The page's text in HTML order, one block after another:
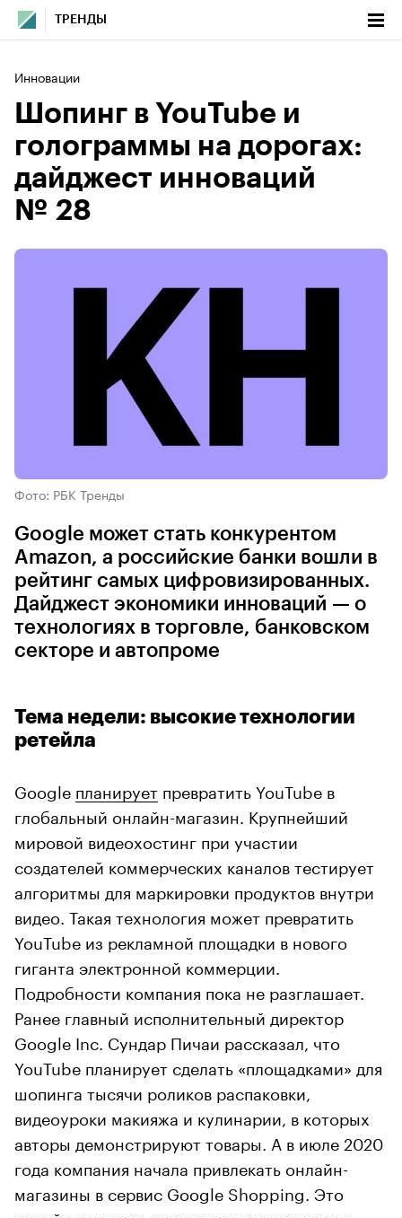
ТРЕНДЫ
Инновации
Шопинг в YouTube и
голограммы на дорогах:
дайджест инноваций
№ 28
Фото: РБК Тренды
Google может стать конкурентом
Amazon, а российские банки вошли в
рейтинг самых цифровизированных.
Дайджест экономики инноваций — о
технологиях в торговле, банковском
секторе и автопроме
Тема недели: высокие технологии
ретейла
Google планирует превратить YouTube в
глобальный онлайн-магазин. Крупнейший
мировой видеохостинг при участии
создателей коммерческих каналов тестирует
алгоритмы для маркировки продуктов внутри
видео. Такая технология может превратить
YouTube из рекламной площадки в нового
гиганта электронной коммерции.
Подробности компания пока не разглашает.
Ранее главный исполнительный директор
Google Inc. Сундар Пичаи рассказал, что
YouTube планирует сделать «площадками» для
шопинга тысячи роликов распаковки,
видеоуроки макияжа и кулинарии, в которых
авторы демонстрируют товары. А в июле 2020
года компания начала привлекать онлайн-
магазины в сервис Google Shopping. Это